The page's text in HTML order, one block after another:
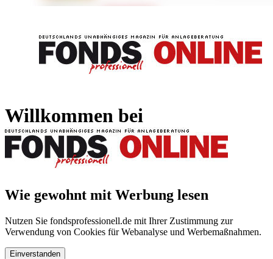
Willkommen bei
Wie gewohnt mit Werbung lesen
Nutzen Sie fondsprofessionell.de mit Ihrer Zustimmung zur
Verwendung von Cookies für Webanalyse und Werbemaßnahmen.
Einverstanden